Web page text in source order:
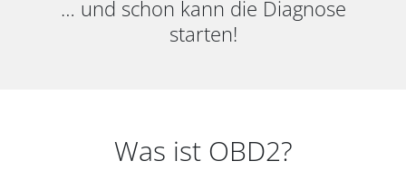
… und schon kann die Diagnose
starten!
Was ist OBD2?